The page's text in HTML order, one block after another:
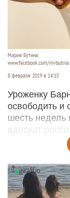
Мария Бутина.
www.facebook.com/mvbutina
8 февраля 2019 в 14:15
Уроженку
освободить и
шесть недель
адвокат